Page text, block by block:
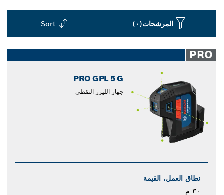
المرشحات(٠) Sort
closed
PRO
PRO GPL 5 G
جهاز الليزر النقطي
نطاق العمل، القيمة
٣٠ م